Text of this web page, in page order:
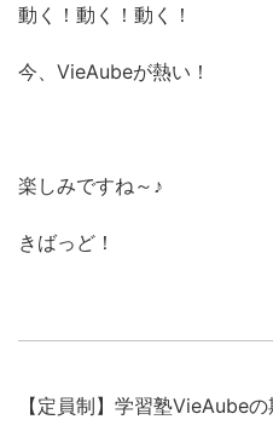
動く！動く！動く！
今、VieAubeが熱い！
楽しみですね～♪
きばっど！
【定員制】学習塾VieAube